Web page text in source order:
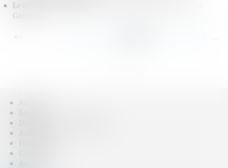
Le délai de déclaration de naissance porté à 5 jours - La
Gazette
<<
...
Accueil
Articles